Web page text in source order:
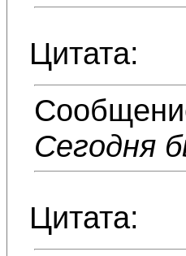
Цитата:
Сегодня
Цитата: